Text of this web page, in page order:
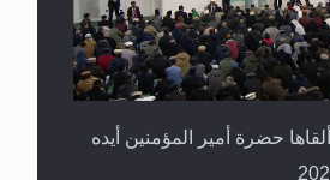
حضرة أمير المؤمنين أيده